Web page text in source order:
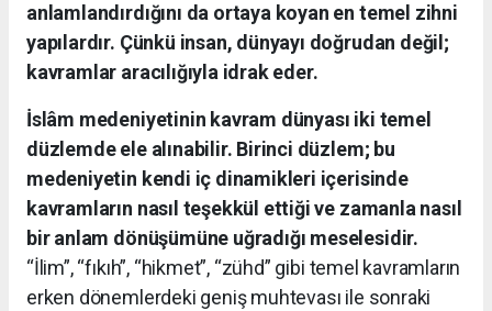
anlamlandırdığını da ortaya koyan en temel zihni
yapılardır. Çünkü insan, dünyayı doğrudan değil;
kavramlar aracılığıyla idrak eder.
İslâm medeniyetinin kavram dünyası iki temel
düzlemde ele alınabilir. Birinci düzlem; bu
medeniyetin kendi iç dinamikleri içerisinde
kavramların nasıl teşekkül ettiği ve zamanla nasıl
bir anlam dönüşümüne uğradığı meselesidir.
“İlim”, “fıkıh”, “hikmet”, “zühd” gibi temel kavramların
erken dönemlerdeki geniş muhtevası ile sonraki